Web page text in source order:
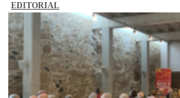
EDITORIAL